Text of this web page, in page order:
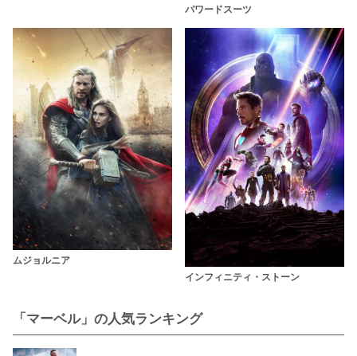
パワードスーツ
ムジョルニア
インフィニティ・ストーン
「マーベル」の人気ランキング